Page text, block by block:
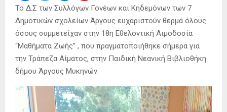
Το Δ.Σ των Συλλόγων Γονέων και Κηδεμόνων των 7
Δημοτικών σχολείων Άργους ευχαριστούν θερμά όλους
όσους συμμετείχαν στην 18η Εθελοντική Αιμοδοσία
“Μαθήματα Ζωής” , που πραγματοποιήθηκε σήμερα για
την Τράπεζα Αίματος, στην Παιδική Νεανική Βιβλιοθήκη
δήμου Άργους Μυκηνών.